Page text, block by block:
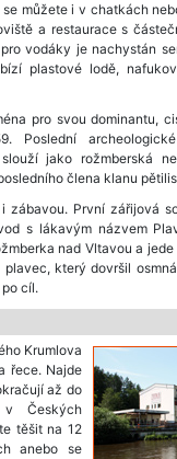
můžete i v chatkách
a restaurace s
vodáky je nachystán
plastové lodě,
pro svou dominantu,
Poslední
jako rožmberská
člena klanu
zábavou. První zářijová
s lákavým názvem
nad Vltavou a
který dovršil
cíl.
Krumlova
řece. Najde
až do
Českých
těšit na 12
anebo se